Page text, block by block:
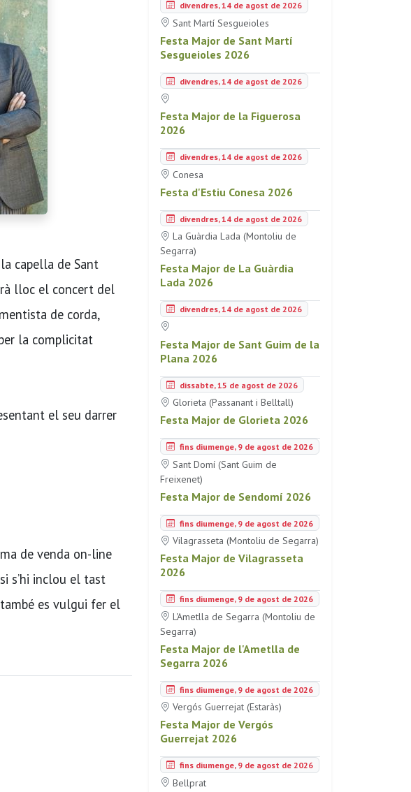
capella de Sant
lloc el concert del
de corda,
la complicitat
el seu darrer
de venda on-line
s’hi inclou el tast
es vulgui fer el
divendres, 14 de agost de 2026
Sant Martí Sesgueioles
Festa Major de Sant Martí
Sesgueioles 2026
divendres, 14 de agost de 2026
Festa Major de la Figuerosa
2026
divendres, 14 de agost de 2026
Conesa
Festa d'Estiu Conesa 2026
divendres, 14 de agost de 2026
La Guàrdia Lada (Montoliu de
Segarra)
Festa Major de La Guàrdia
Lada 2026
divendres, 14 de agost de 2026
Festa Major de Sant Guim de la
Plana 2026
dissabte, 15 de agost de 2026
Glorieta (Passanant i Belltall)
Festa Major de Glorieta 2026
fins diumenge, 9 de agost de 2026
Sant Domí (Sant Guim de
Freixenet)
Festa Major de Sendomí 2026
fins diumenge, 9 de agost de 2026
Vilagrasseta (Montoliu de Segarra)
Festa Major de Vilagrasseta
2026
fins diumenge, 9 de agost de 2026
L'Ametlla de Segarra (Montoliu de
Segarra)
Festa Major de l'Ametlla de
Segarra 2026
fins diumenge, 9 de agost de 2026
Vergós Guerrejat (Estaràs)
Festa Major de Vergós
Guerrejat 2026
fins diumenge, 9 de agost de 2026
Bellprat